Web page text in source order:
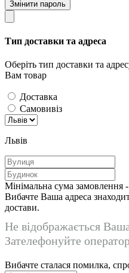
Змінити пароль
Тип доставки та адреса
Оберіть тип доставки та
Вам товар
Доставка
Самовивіз
Львів
Мінімальна сума замовлення -
Вибачте Ваша адреса
достави.
Не відображається
Зателефонуйте
Вибачте сталася помилка,